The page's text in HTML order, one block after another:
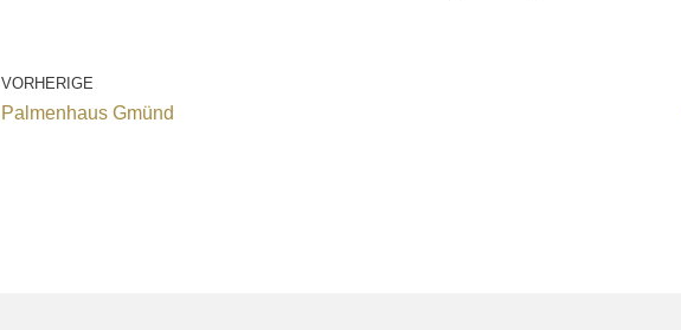
VORHERIGE
Palmenhaus Gmünd